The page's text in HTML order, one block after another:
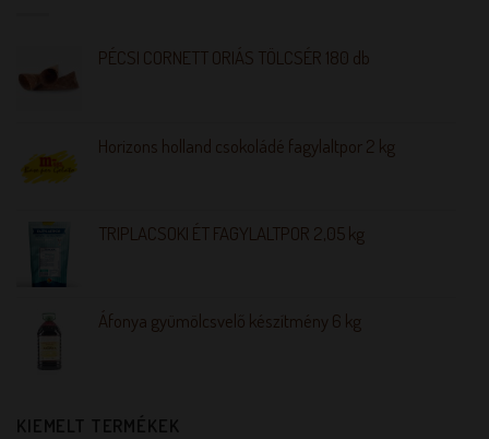
PÉCSI CORNETT ORIÁS TÖLCSÉR 180 db
Horizons holland csokoládé fagylaltpor 2 kg
TRIPLACSOKI ÉT FAGYLALTPOR 2,05 kg
Áfonya gyümölcsvelő készítmény 6 kg
KIEMELT TERMÉKEK